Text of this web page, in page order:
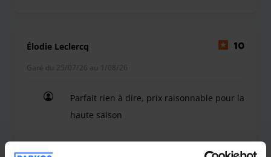
Élodie Leclercq 10
Garé du 25/07/26 au 1/08/26
Parfait rien à dire, prix raisonnable pour la
haute saison